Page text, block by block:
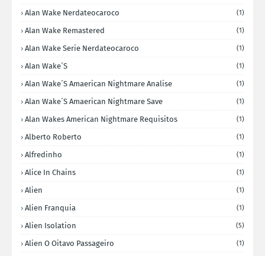
Alan Wake Nerdateocaroco (1)
Alan Wake Remastered (1)
Alan Wake Serie Nerdateocaroco (1)
Alan Wake´s (1)
Alan Wake´s Amaerican Nightmare Analise (1)
Alan Wake´s Amaerican Nightmare Save (1)
Alan Wakes American Nightmare Requisitos (1)
Alberto Roberto (1)
Alfredinho (1)
Alice In Chains (1)
Alien (1)
Alien Franquia (1)
Alien Isolation (5)
Alien O Oitavo Passageiro (1)